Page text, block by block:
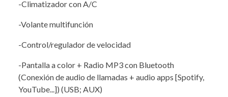
-Climatizador con A/C
-Volante multifunción
-Control/regulador de velocidad
-Pantalla a color + Radio MP3 con Bluetooth
(Conexión de audio de llamadas + audio apps [Spotify,
YouTube...]) (USB; AUX)